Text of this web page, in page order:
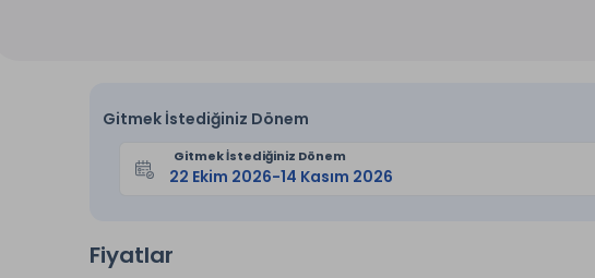
Gitmek İstediğiniz Dönem
Gitmek İstediğiniz Dönem
Fiyatlar